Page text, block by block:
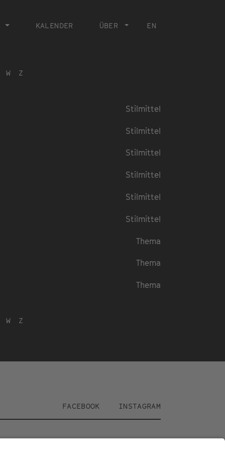
KALENDER ÜBER EN
W Z
Stilmittel
Stilmittel
Stilmittel
Stilmittel
Stilmittel
Stilmittel
Thema
Thema
Thema
W Z
Social
FACEBOOK INSTAGRAM